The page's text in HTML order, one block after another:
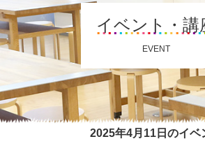
イベント・講
EVENT
2025年4月11日のイベ